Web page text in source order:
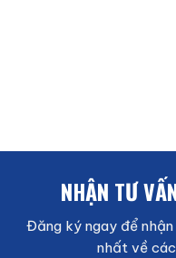
NHẬN TƯ
Đăng ký ngay để
nhất về